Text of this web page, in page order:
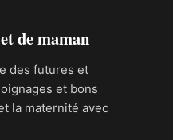
de maman
des futures et
et bons
la maternité avec